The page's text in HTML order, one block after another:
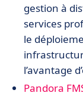
gestion à
services
le
l’avantage
Pandora